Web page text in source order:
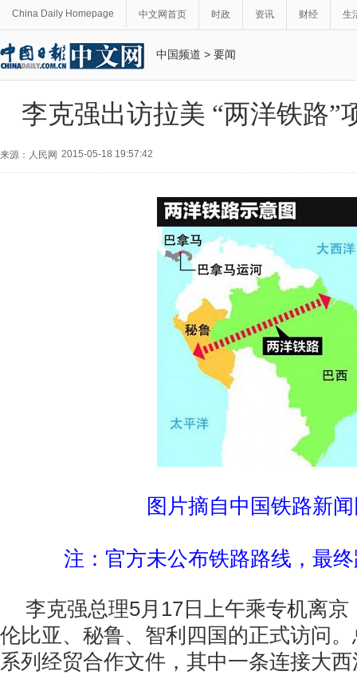
China Daily Homepage 中文网首页 时政 资讯 财经 生
中国频道 > 要闻
李克强出访拉美 “两洋铁路”
来源：人民网 2015-05-18 19:57:42
图片摘自中国铁路新
注：官方未公布铁路路线，最
李克强总理5月17日上午乘专机离
伦比亚、秘鲁、智利四国的正式访问
系列经贸合作文件，其中一条连接大